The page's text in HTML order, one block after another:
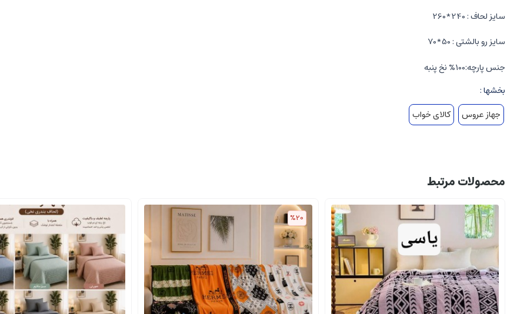
سایز لحاف : 240*260
سایز رو بالشتی : 50*70
جنس پارچه:100% نخ پنبه
بخشها :
جهاز عروس
کالای خواب
محصولات مرتبط
%20